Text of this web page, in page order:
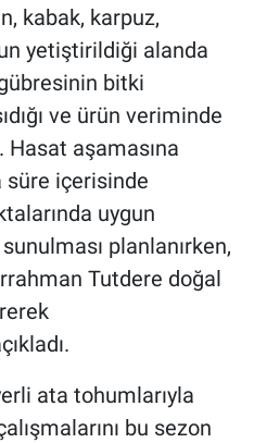
kabak, karpuz,
yetiştirildiği alanda
bitki
ve ürün veriminde
Hasat aşamasına
süre içerisinde
uygun
planlanırken,
Tutdere doğal
ata tohumlarıyla
bu sezon